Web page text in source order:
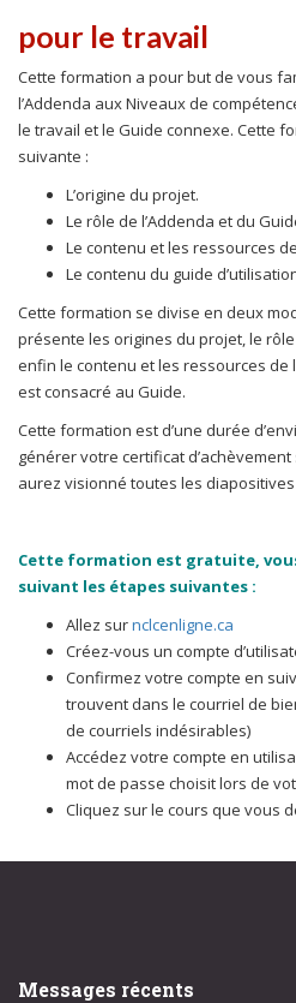
pour le travail
Cette formation a pour but de vous
l’Addenda aux Niveaux de
le travail et le Guide connexe. Cette
suivante :
L’origine du projet.
Le rôle de l’Addenda et du
Le contenu et les ressources
Le contenu du guide
Cette formation se divise en deux
présente les origines du projet, le
enfin le contenu et les ressources de
est consacré au Guide.
Cette formation est d’une durée
générer votre certificat
aurez visionné toutes les
Cette formation est gratuite,
suivant les étapes suivantes :
Allez surnclcenligne.ca
Créez-vous un compte
Confirmez votre compte en
trouvent dans le courriel de
de courriels indésirables)
Accédez votre compte en
mot de passe choisit lors de
Cliquez sur le cours que vous
Messages récents